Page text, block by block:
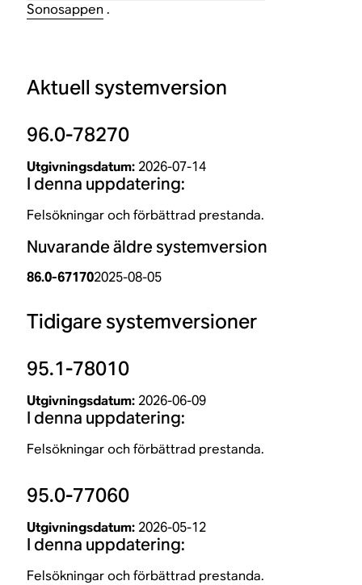
Sonosappen.
Aktuell systemversion
96.0-78270
Utgivningsdatum: 2026-07-14
I denna uppdatering:
Felsökningar och förbättrad prestanda.
Nuvarande äldre systemversion
86.0-671702025-08-05
Tidigare systemversioner
95.1-78010
Utgivningsdatum: 2026-06-09
I denna uppdatering:
Felsökningar och förbättrad prestanda.
95.0-77060
Utgivningsdatum: 2026-05-12
I denna uppdatering:
Felsökningar och förbättrad prestanda.